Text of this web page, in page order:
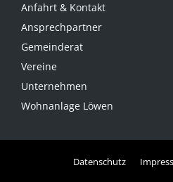
Anfahrt & Kontakt
Ansprechpartner
Gemeinderat
Vereine
Unternehmen
Wohnanlage Löwen
Datenschutz